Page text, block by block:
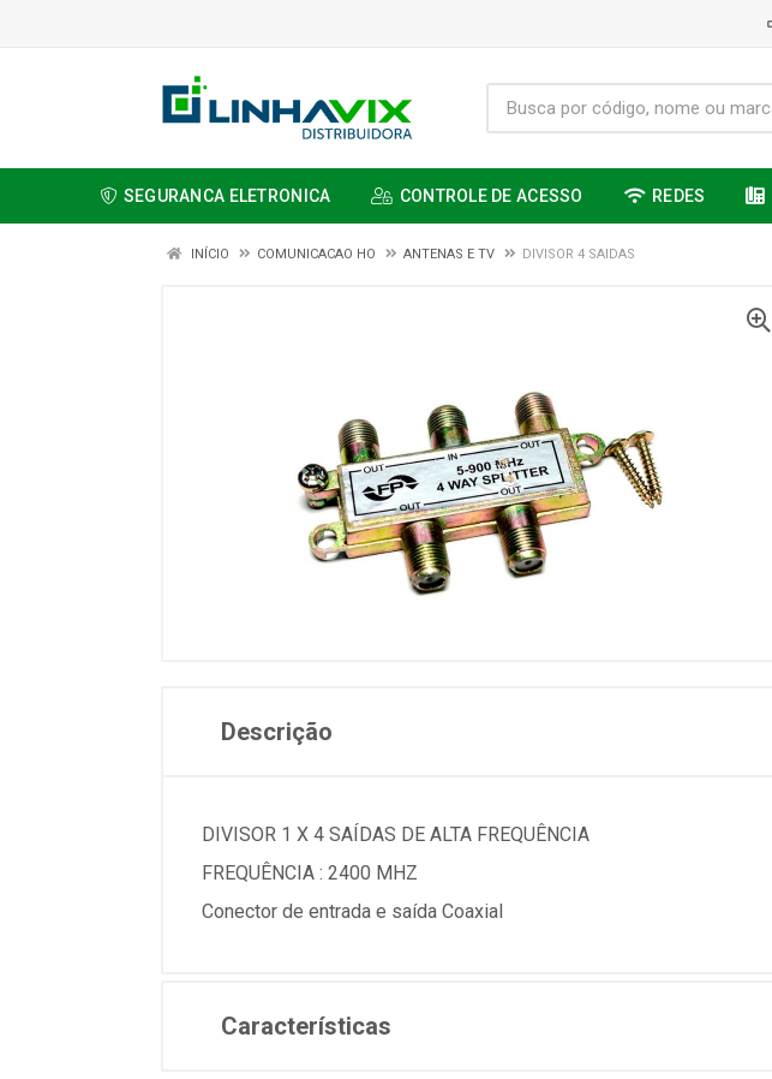
SEGURANCA ELETRONICA CONTROLE DE ACESSO REDES
INÍCIO COMUNICACAO HO ANTENAS E TV DIVISOR 4 SAIDAS
Descrição
DIVISOR 1 X 4 SAÍDAS DE ALTA FREQUÊNCIA
FREQUÊNCIA : 2400 MHZ
Conector de entrada e saída Coaxial
Características